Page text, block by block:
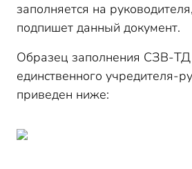
заполняется на
подпишет данный документ.
Образец заполнения СЗВ-
единственного учредителя-
приведен ниже: